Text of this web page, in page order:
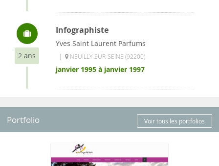
2 ans
Infographiste
Yves Saint Laurent Parfums
| NEUILLY-SUR-SEINE (92200)
janvier 1995 à janvier 1997
Portfolio Voir tous les portfolios